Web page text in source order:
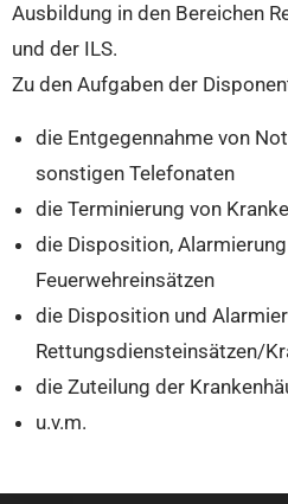
Ausbildung in den Bereichen
und der ILS.
Zu den Aufgaben der
die Entgegennahme von
sonstigen Telefonaten
die Terminierung von
die Disposition,
Feuerwehreinsätzen
die Disposition und
Rettungsdiensteinsätzen/
die Zuteilung der
u.v.m.